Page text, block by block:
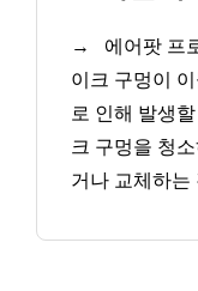
→
에어팟 프
이크 구멍이
로 인해 발생
크 구멍을 청
거나 교체하는